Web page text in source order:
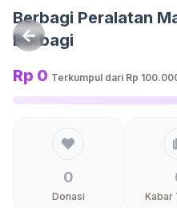
Langsung ke konten
Berbagi Peralatan
Berbagi
Rp 0 Terkumpul dari Rp
0
Donasi Kabar